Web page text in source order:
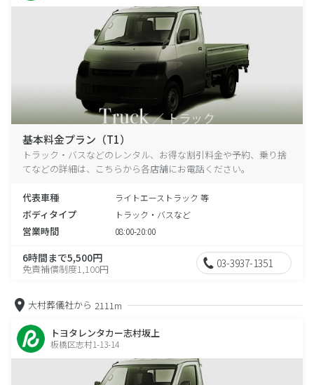
基本料金プラン（T1）
トラック・バスなどのレンタル、お得な割引料金や予約、乗り捨
てなどの詳細は、こちらから各店舗にお電話ください。
代表車種 ライトエーストラック 等
ボディタイプ トラック・バスなど
営業時間 08:00-20:00
6時間まで5,500円
免責補償制度1,100円 03-3937-1351
大村葬儀社から 2111m
トヨタレンタカー志村坂上
板橋区志村1-13-14